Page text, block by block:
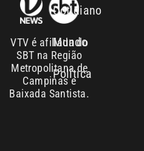
Área de cobertura que a
Entre em contato
Copyright © 2026. Todos os
reservados | Empresa de Comunicação